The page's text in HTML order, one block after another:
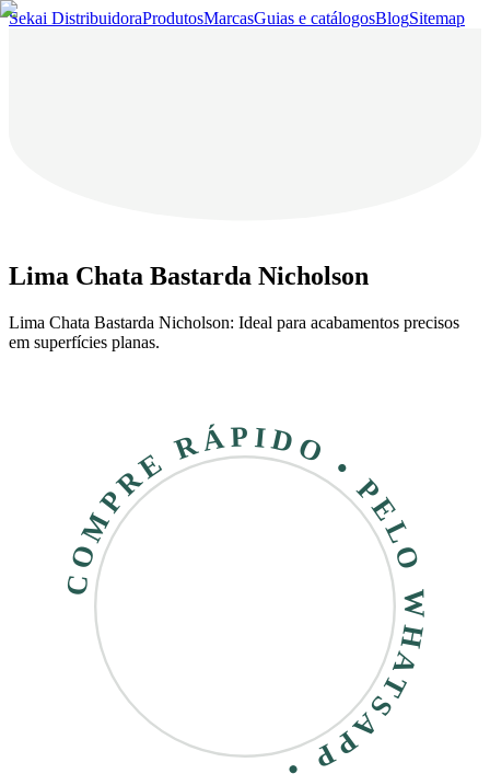
Sekai DistribuidoraProdutosMarcasGuias e catálogosBlogSitemap
Lima Chata Bastarda Nicholson
Lima Chata Bastarda Nicholson: Ideal para acabamentos precisos
em superfícies planas.
COMPRE RÁPIDO • PELO WHATSAPP •